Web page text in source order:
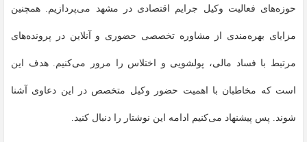
حوزه‌های فعالیت وکیل جرایم اقتصادی در مشهد می‌پردازیم. همچنین
مزایای بهره‌مندی از مشاوره تخصصی حضوری و آنلاین در پرونده‌های
مرتبط با فساد مالی، پولشویی و اختلاس را مرور می‌کنیم. هدف این
است که مخاطبان با اهمیت حضور وکیل متخصص در این دعاوی آشنا
شوند. پس پیشنهاد می‌کنیم ادامه این نوشتار را دنبال کنید.